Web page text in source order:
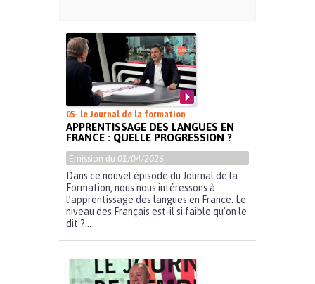
05- le Journal de la formation
APPRENTISSAGE DES LANGUES EN
FRANCE : QUELLE PROGRESSION ?
Emission du 01/04/2026
Dans ce nouvel épisode du Journal de la
Formation, nous nous intéressons à
l’apprentissage des langues en France. Le
niveau des Français est-il si faible qu’on le
dit ?...